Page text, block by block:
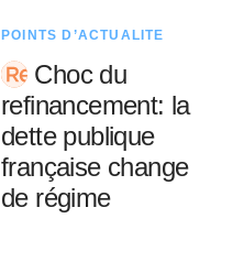
POINTS D’ACTUALITÉ
Choc du
refinancement: la
dette publique
française change
de régime